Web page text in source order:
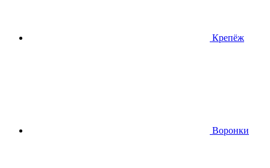
Крепёж
Воронки